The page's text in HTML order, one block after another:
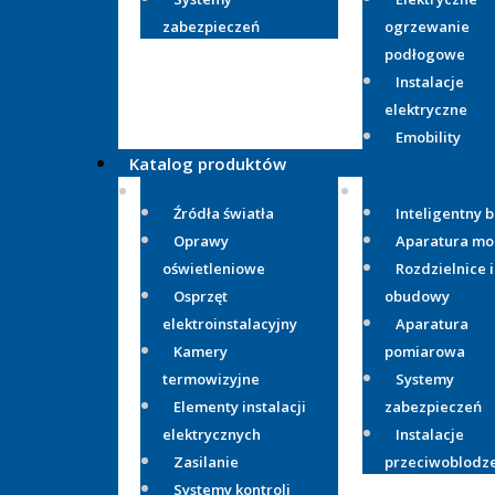
zabezpieczeń
ogrzewanie
podłogowe
Instalacje
elektryczne
Emobility
Katalog produktów
Źródła światła
Oprawy
oświetleniowe
Osprzęt
elektroinstalacyjny
Kamery
termowizyjne
Elementy instalacji
elektrycznych
Zasilanie
Systemy kontroli
Inteligentny
Aparatura
Rozdzielnice i
obudowy
Aparatura
pomiarowa
Systemy
zabezpieczeń
Instalacje